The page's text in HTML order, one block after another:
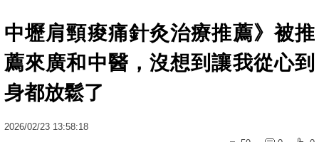
中壢肩頸痠痛針灸治療推薦》被推
薦來廣和中醫，沒想到讓我從心到
身都放鬆了
2026/02/23 13:58:18